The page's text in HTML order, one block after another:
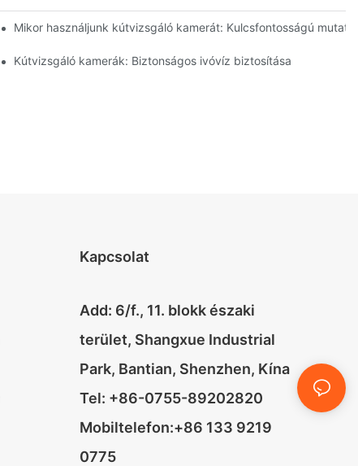
Mikor használjunk kútvizsgáló kamerát: Kulcsfontosságú
Kútvizsgáló kamerák: Biztonságos ivóvíz biztosítása
Kapcsolat
Add: 6/f., 11. blokk északi
terület, Shangxue Industrial
Park, Bantian, Shenzhen, Kína
Tel: +86-0755-89202820
Mobiltelefon:+86 133 9219
0775